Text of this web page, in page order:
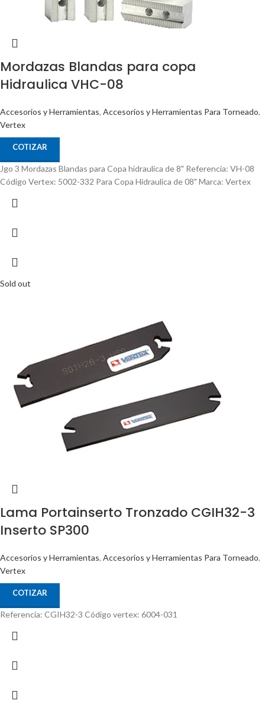
Mordazas Blandas para copa
Hidraulica VHC-08
Accesorios y Herramientas, Accesorios y Herramientas Para Torneado,
Vertex
COTIZAR
Jgo 3 Mordazas Blandas para Copa hidraulica de 8" Referencia: VH-08
Código Vertex: 5002-332 Para Copa Hidraulica de 08" Marca: Vertex
Sold out
Lama Portainserto Tronzado CGIH32-3
Inserto SP300
Accesorios y Herramientas, Accesorios y Herramientas Para Torneado,
Vertex
COTIZAR
Referencia: CGIH32-3 Código vertex: 6004-031